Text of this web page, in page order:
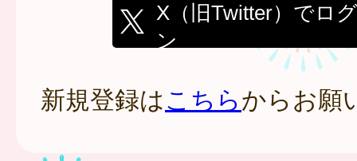
X（旧Twitter）でロ
ン
新規登録はこちらからお願